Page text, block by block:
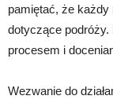
pamiętać, że
dotyczące
procesem i
Wezwanie do